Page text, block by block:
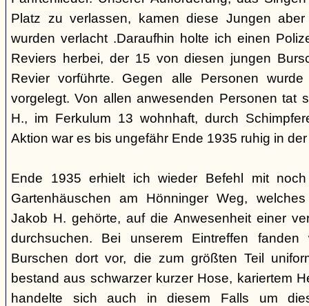
Platz zu verlassen, kamen diese Jungen
wurden verlacht .Daraufhin holte ich einen
Reviers herbei, der 15 von diesen jungen
Revier vorführte. Gegen alle Personen
vorgelegt. Von allen anwesenden Personen tat
H., im Ferkulum 13 wohnhaft, durch
Aktion war es bis ungefähr Ende 1935 ruhig in
Ende 1935 erhielt ich wieder Befehl mit
Gartenhäuschen am Hönninger Weg,
Jakob H. gehörte, auf die Anwesenheit einer
durchsuchen. Bei unserem Eintreffen
Burschen dort vor, die zum größten Teil
bestand aus schwarzer kurzer Hose, kariertem
handelte sich auch in diesem Falls um